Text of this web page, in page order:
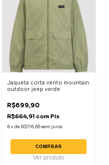
Jaqueta corta vento mountain
outdoor jeep verde
R$699,90
R$664,91 com Pix
6 xde R$116,65 sem juros
COMPRAR
Ver produto